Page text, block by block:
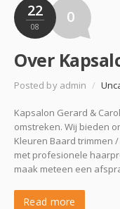
22
08
0
Over
Posted by admin /
Kapsalon Gerard &
omstreken. Wij bieden
Kleuren Baard trimmen
met profesionele
maak meteen een
Read more